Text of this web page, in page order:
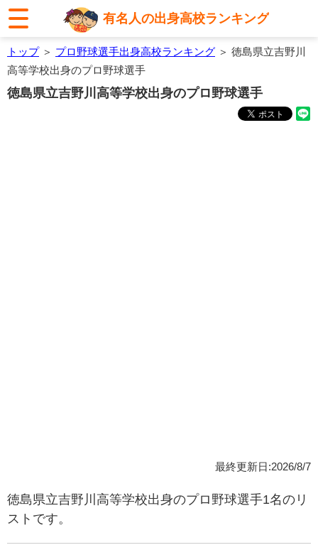
有名人の出身高校ランキング
トップ＞ プロ野球選手出身高校ランキング ＞ 徳島県立吉野川
高等学校出身のプロ野球選手
徳島県立吉野川高等学校出身のプロ野球選手
最終更新日:2026/8/7
徳島県立吉野川高等学校出身のプロ野球選手1名のリ
ストです。